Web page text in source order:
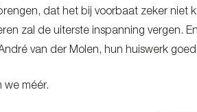
dat het bij voorbaat zeker niet
zal de uiterste inspanning vergen.
van der Molen, hun huiswerk
we méér.